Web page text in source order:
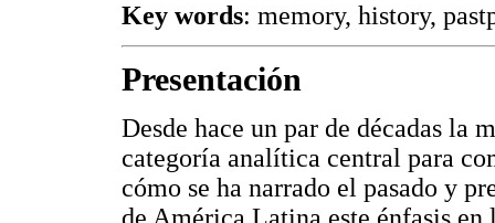
Key words: memory, history,
Presentación
Desde hace un par de décadas la
categoría analítica central para
cómo se ha narrado el pasado y